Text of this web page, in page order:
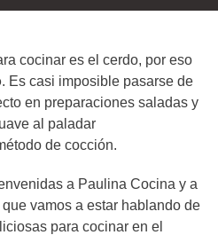
cocinar es el cerdo, por eso
. Es casi imposible pasarse de
en preparaciones saladas y
al paladar
de cocción.
a Paulina Cocina y a
vamos a estar hablando de
para cocinar en el